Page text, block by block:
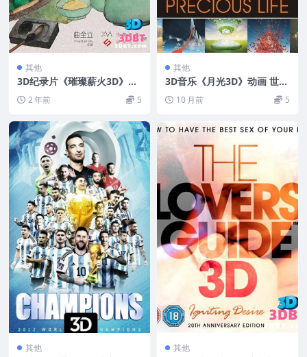
其他
3D纪录片《璀璨薪火3D》左
右格式 3D版 下载 高清 网盘
+迅雷下载
2 年前 5
其他
3D音乐《月光3D》动画 世界
首张动画音乐3D蓝光 左右格
式 3D版 网盘 下载
10 月前 5
其他 其他